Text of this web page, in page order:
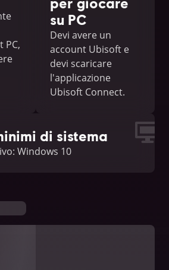
PC,
su PC
Devi avere un
account Ubisoft e
devi scaricare
l'applicazione
Ubisoft Connect.
di sistema
Windows 10